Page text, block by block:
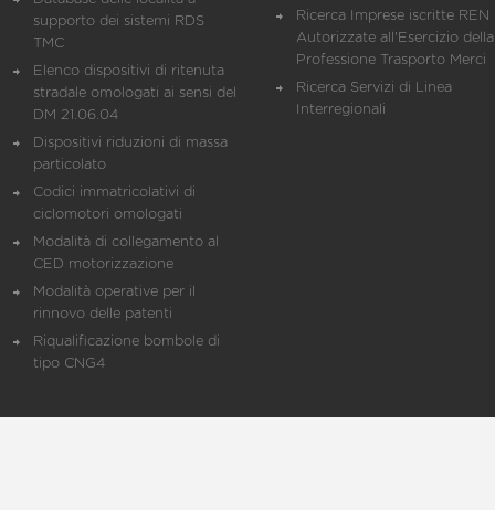
supporto dei sistemi RDS
TMC
Elenco dispositivi di ritenuta
stradale omologati ai sensi del
DM 21.06.04
Dispositivi riduzioni di massa
particolato
Codici immatricolativi di
ciclomotori omologati
Modalità di collegamento al
CED motorizzazione
Modalità operative per il
rinnovo delle patenti
Riqualificazione bombole di
tipo CNG4
Ricerca Imprese iscritte REN
Autorizzate all'Esercizio della
Professione Trasporto Merci
Ricerca Servizi di Linea
Interregionali